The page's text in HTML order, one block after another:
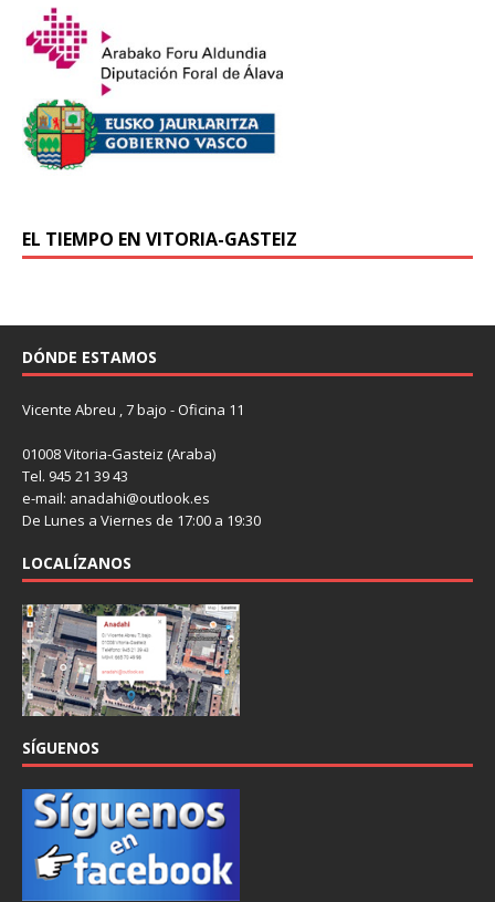
EL TIEMPO EN VITORIA-GASTEIZ
DÓNDE ESTAMOS
Vicente Abreu , 7 bajo - Oficina 11
01008 Vitoria-Gasteiz (Araba)
Tel. 945 21 39 43
e-mail: anadahi@outlook.es
De Lunes a Viernes de 17:00 a 19:30
LOCALÍZANOS
SÍGUENOS